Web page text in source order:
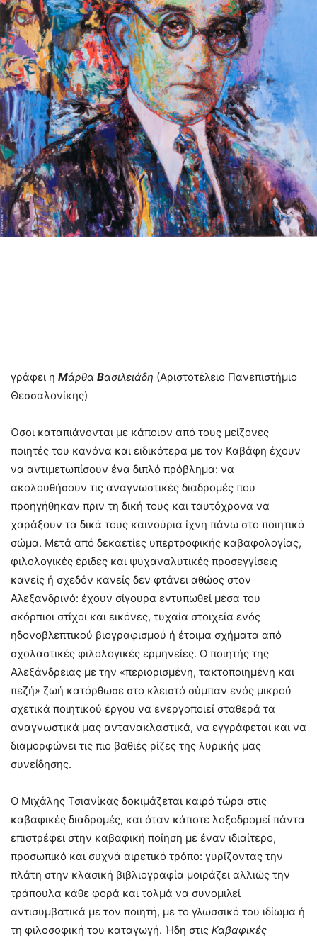
γράφει η Μάρθα Βασιλειάδη (Αριστοτέλειο Πανεπιστήμιο
Θεσσαλονίκης)
Όσοι καταπιάνονται με κάποιον από τους μείζονες
ποιητές του κανόνα και ειδικότερα με τον Καβάφη έχουν
να αντιμετωπίσουν ένα διπλό πρόβλημα: να
ακολουθήσουν τις αναγνωστικές διαδρομές που
προηγήθηκαν πριν τη δική τους και ταυτόχρονα να
χαράξουν τα δικά τους καινούρια ίχνη πάνω στο ποιητικό
σώμα. Μετά από δεκαετίες υπερτροφικής καβαφολογίας,
φιλολογικές έριδες και ψυχαναλυτικές προσεγγίσεις
κανείς ή σχεδόν κανείς δεν φτάνει αθώος στον
Αλεξανδρινό: έχουν σίγουρα εντυπωθεί μέσα του
σκόρπιοι στίχοι και εικόνες, τυχαία στοιχεία ενός
ηδονοβλεπτικού βιογραφισμού ή έτοιμα σχήματα από
σχολαστικές φιλολογικές ερμηνείες. Ο ποιητής της
Αλεξάνδρειας με την «περιορισμένη, τακτοποιημένη και
πεζή» ζωή κατόρθωσε στο κλειστό σύμπαν ενός μικρού
σχετικά ποιητικού έργου να ενεργοποιεί σταθερά τα
αναγνωστικά μας αντανακλαστικά, να εγγράφεται και να
διαμορφώνει τις πιο βαθιές ρίζες της λυρικής μας
συνείδησης.
Ο Μιχάλης Τσιανίκας δοκιμάζεται καιρό τώρα στις
καβαφικές διαδρομές, και όταν κάποτε λοξοδρομεί πάντα
επιστρέφει στην καβαφική ποίηση με έναν ιδιαίτερο,
προσωπικό και συχνά αιρετικό τρόπο: γυρίζοντας την
πλάτη στην κλασική βιβλιογραφία μοιράζει αλλιώς την
τράπουλα κάθε φορά και τολμά να συνομιλεί
αντισυμβατικά με τον ποιητή, με το γλωσσικό του ιδίωμα ή
τη φιλοσοφική του καταγωγή. Ήδη στις Καβαφικές